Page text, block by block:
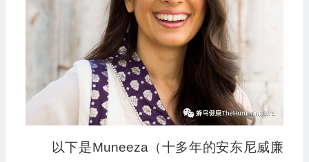
以下是Muneeza（十多年的安东尼威廉